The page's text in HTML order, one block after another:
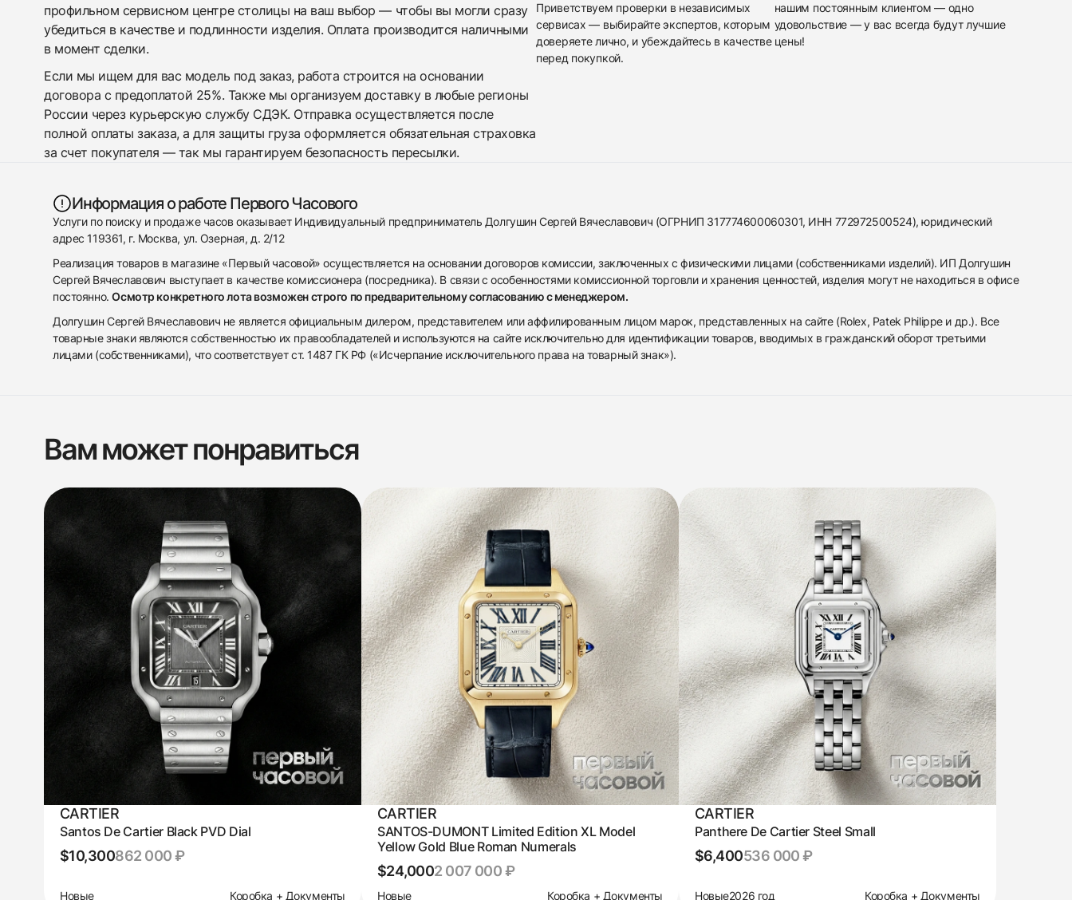
профильном сервисном центре столицы на ваш выбор — чтобы вы могли сразу
убедиться в качестве и подлинности изделия. Оплата производится наличными
в момент сделки.
Если мы ищем для вас модель под заказ, работа строится на основании
договора с предоплатой 25%. Также мы организуем доставку в любые регионы
России через курьерскую службу СДЭК. Отправка осуществляется после
полной оплаты заказа, а для защиты груза оформляется обязательная страховка
за счет покупателя — так мы гарантируем безопасность пересылки.
Приветствуем проверки в независимых
сервисах — выбирайте экспертов, которым
доверяете лично, и убеждайтесь в качестве
перед покупкой.
нашим постоянным клиентом — одно
удовольствие — у вас всегда будут лучшие
цены!
Информация о работе Первого Часового
Услуги по поиску и продаже часов оказывает Индивидуальный предприниматель Долгушин Сергей Вячеславович (ОГРНИП 317774600060301, ИНН 772972500524), юридический
адрес 119361, г. Москва, ул. Озерная, д. 2/12
Реализация товаров в магазине «Первый часовой» осуществляется на основании договоров комиссии, заключенных с физическими лицами (собственниками изделий). ИП Долгушин
Сергей Вячеславович выступает в качестве комиссионера (посредника). В связи с особенностями комиссионной торговли и хранения ценностей, изделия могут не находиться в офисе
постоянно.Осмотр конкретного лота возможен строго по предварительному согласованию с менеджером.
Долгушин Сергей Вячеславович не является официальным дилером, представителем или аффилированным лицом марок, представленных на сайте (Rolex, Patek Philippe и др.). Все
товарные знаки являются собственностью их правообладателей и используются на сайте исключительно для идентификации товаров, вводимых в гражданский оборот третьими
лицами (собственниками), что соответствует ст. 1487 ГК РФ («Исчерпание исключительного права на товарный знак»).
Вам может понравиться
CARTIER
Santos De Cartier Black PVD Dial
$10,300862 000 ₽
Новые Коробка + Документы
CARTIER
SANTOS-DUMONT Limited Edition XL Model
Yellow Gold Blue Roman Numerals
$24,0002 007 000 ₽
Новые Коробка + Документы
CARTIER
Panthere De Cartier Steel Small
$6,400536 000 ₽
Новые2026 год Коробка + Документы